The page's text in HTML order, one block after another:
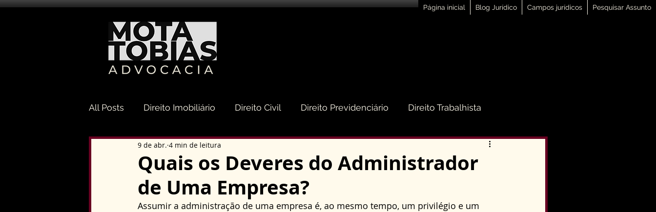
Página inicial Blog Jurídico Campos jurídicos Pesquisar Assunto
All Posts Direito Imobiliário Direito Civil Direito Previdenciário Direito Trabalhista
Direito Sucessório Direito do Consumidor
Direito Tributário Direito Empresarial e Societário
Quais os Deveres do Administrador
de Uma Empresa?
9 de abr. 4 min de leitura
Assumir a administração de uma empresa é, ao mesmo tempo, um privilégio e um